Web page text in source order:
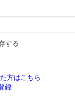
する
方はこちら
録